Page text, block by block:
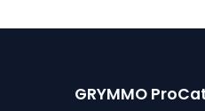
GRYMMO